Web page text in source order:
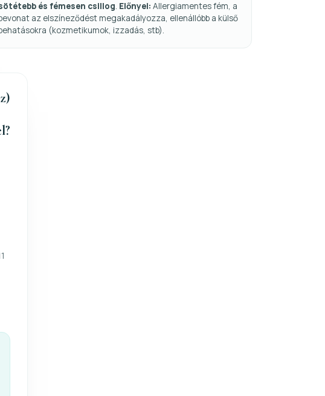
és fémesen csillog. Előnyei: Allergiamentes fém, a
az elszíneződést megakadályozza, ellenállóbb a külső
(kozmetikumok, izzadás, stb).